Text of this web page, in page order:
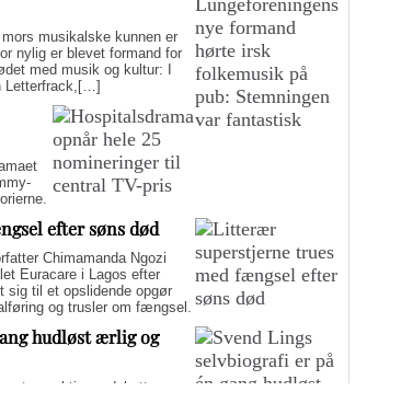
musikalske kunnen er
nylig er blevet formand for
med musik og kultur: I
Letterfrack,[…]
efter søns død
Chimamanda Ngozi
Euracare i Lagos efter
sig til et opslidende opgør
og trusler om fængsel.
hudløst ærlig og
at genaktivere debatten om